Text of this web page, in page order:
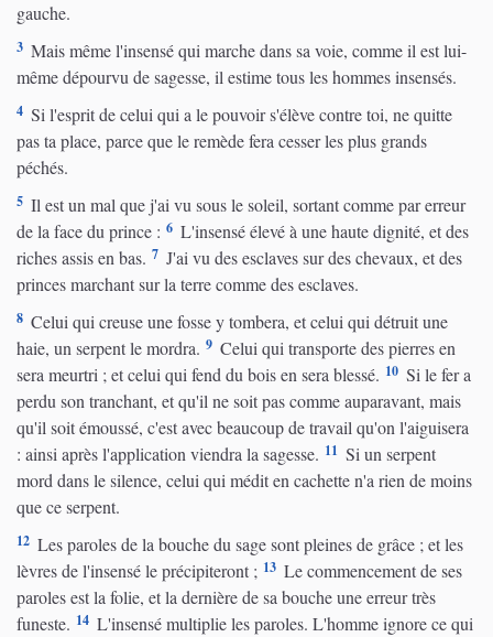
gauche.
3 Mais même l'insensé qui marche dans sa voie, comme il est lui-
même dépourvu de sagesse, il estime tous les hommes insensés.
4 Si l'esprit de celui qui a le pouvoir s'élève contre toi, ne quitte
pas ta place, parce que le remède fera cesser les plus grands
péchés.
5 Il est un mal que j'ai vu sous le soleil, sortant comme par erreur
de la face du prince : 6 L'insensé élevé à une haute dignité, et des
riches assis en bas. 7 J'ai vu des esclaves sur des chevaux, et des
princes marchant sur la terre comme des esclaves.
8 Celui qui creuse une fosse y tombera, et celui qui détruit une
haie, un serpent le mordra. 9 Celui qui transporte des pierres en
sera meurtri ; et celui qui fend du bois en sera blessé. 10 Si le fer a
perdu son tranchant, et qu'il ne soit pas comme auparavant, mais
qu'il soit émoussé, c'est avec beaucoup de travail qu'on l'aiguisera
: ainsi après l'application viendra la sagesse. 11 Si un serpent
mord dans le silence, celui qui médit en cachette n'a rien de moins
que ce serpent.
12 Les paroles de la bouche du sage sont pleines de grâce ; et les
lèvres de l'insensé le précipiteront ; 13 Le commencement de ses
paroles est la folie, et la dernière de sa bouche une erreur très
funeste. 14 L'insensé multiplie les paroles. L'homme ignore ce qui